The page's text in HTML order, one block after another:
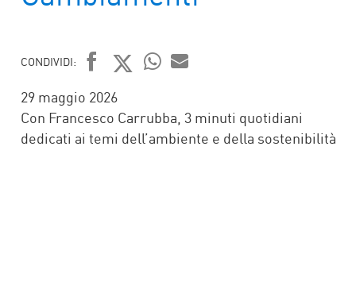
CONDIVIDI:
FACEBOOK
TWITTER
29 maggio 2026
Con Francesco Carrubba, 3 minuti quotidiani
dedicati ai temi dell’ambiente e della sostenibilità